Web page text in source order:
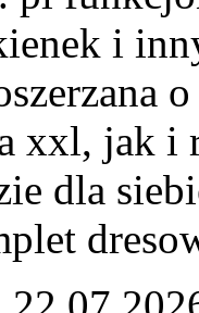
i
xxl, jak i
dla